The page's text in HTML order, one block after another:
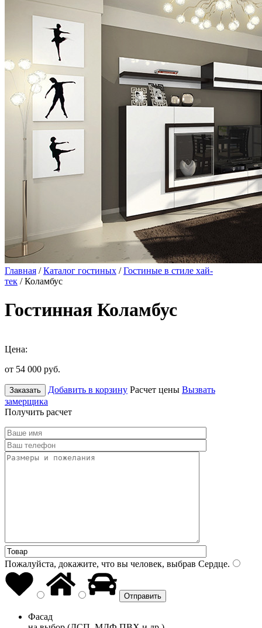
Главная /Каталог гостиных /Гостиные в стиле хай-
тек / Коламбус
Гостинная Коламбус
Цена:
от 54 000 руб.
Заказать Добавить в корзину Расчет цены Вызвать
замерщика
Получить расчет
Пожалуйста, докажите, что вы человек, выбрав Сердце.
Фасад